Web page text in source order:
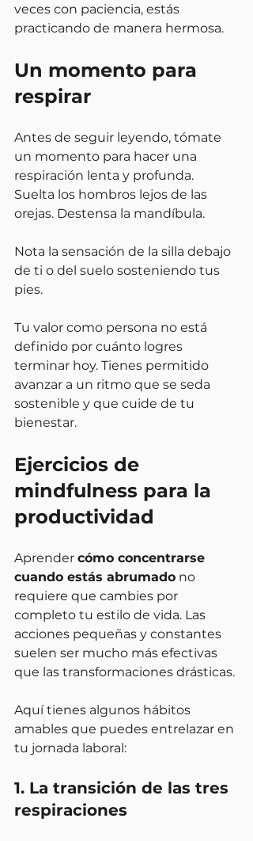
veces con paciencia, estás
practicando de manera hermosa.
Un momento para
respirar
Antes de seguir leyendo, tómate
un momento para hacer una
respiración lenta y profunda.
Suelta los hombros lejos de las
orejas. Destensa la mandíbula.
Nota la sensación de la silla debajo
de ti o del suelo sosteniendo tus
pies.
Tu valor como persona no está
definido por cuánto logres
terminar hoy. Tienes permitido
avanzar a un ritmo que se seda
sostenible y que cuide de tu
bienestar.
Ejercicios de
mindfulness para la
productividad
Aprender cómo concentrarse
cuando estás abrumado no
requiere que cambies por
completo tu estilo de vida. Las
acciones pequeñas y constantes
suelen ser mucho más efectivas
que las transformaciones drásticas.
Aquí tienes algunos hábitos
amables que puedes entrelazar en
tu jornada laboral:
1. La transición de las tres
respiraciones